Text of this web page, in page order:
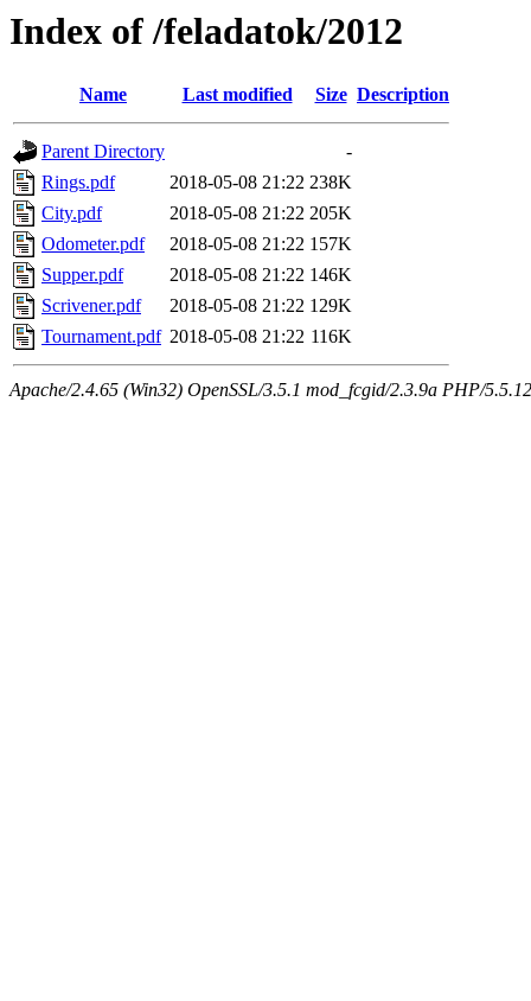
Index of /feladatok/2012
Name Last modified Size Description
Parent Directory
-
Rings.pdf
2018-05-08 21:22 238K
City.pdf
2018-05-08 21:22 205K
Odometer.pdf
2018-05-08 21:22 157K
Supper.pdf
2018-05-08 21:22 146K
Scrivener.pdf
2018-05-08 21:22 129K
Tournament.pdf 2018-05-08 21:22 116K
Apache/2.4.65 (Win32) OpenSSL/3.5.1 mod_fcgid/2.3.9a PHP/